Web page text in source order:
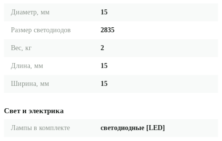
Диаметр, мм 15
Размер светодиодов 2835
Вес, кг 2
Длина, мм 15
Ширина, мм 15
Свет и электрика
Лампы в комплекте светодиодные [LED]